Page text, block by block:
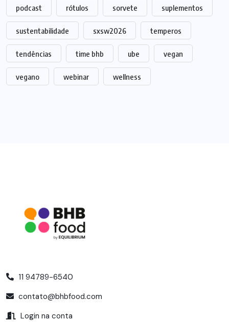
podcast rótulos sorvete suplementos
sustentabilidade sxsw2026 temperos
tendências time bhb ube vegan
vegano webinar wellness
11 94789-6540
contato@bhbfood.com
Login na conta